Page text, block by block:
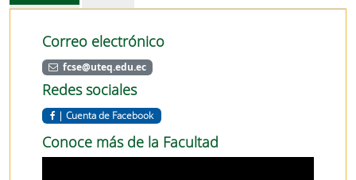
Correo electrónico
fcse@uteq.edu.ec
Redes sociales
| Cuenta de Facebook
Conoce más de la Facultad